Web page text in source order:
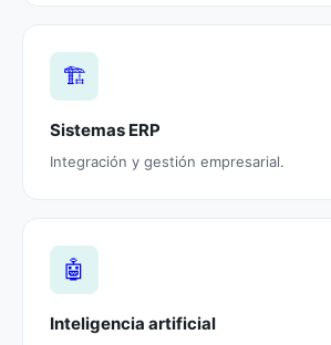
🏗️
Sistemas ERP
Integración y gestión empresarial.
🤖
Inteligencia artificial